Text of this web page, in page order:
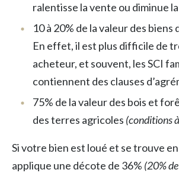
ralentisse la vente ou diminue
10 à 20% de la valeur des biens
En effet, il est plus difficile de
acheteur, et souvent, les SCI
contiennent des clauses
75% de la valeur des bois et
des terres agricoles (conditions
Si votre bien est loué et se trouve
applique une décote de 36% (20%